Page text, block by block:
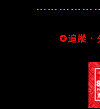
✪追蹤・